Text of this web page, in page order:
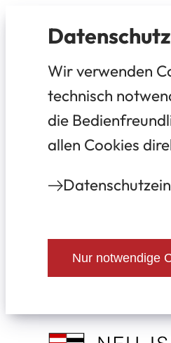
Wir verwenden
technisch
die
allen Cookies
Nur notwendige
Stadt